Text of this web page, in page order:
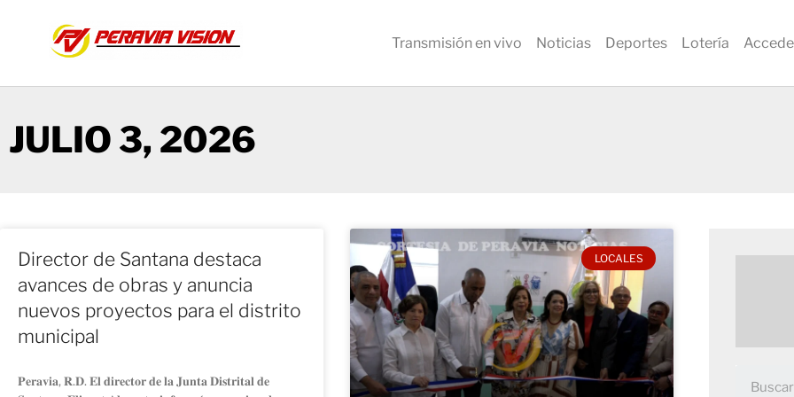
Transmisión en vivo Noticias Deportes Lotería
JULIO 3, 2026
Director de Santana destaca
avances de obras y anuncia
nuevos proyectos para el distrito
municipal
𝐏𝐞𝐫𝐚𝐯𝐢𝐚, 𝐑.𝐃. 𝐄𝐥 𝐝𝐢𝐫𝐞𝐜𝐭𝐨𝐫 𝐝𝐞 𝐥𝐚 𝐉𝐮𝐧𝐭𝐚 𝐃𝐢𝐬𝐭𝐫𝐢𝐭𝐚𝐥 𝐝𝐞
LOCALES